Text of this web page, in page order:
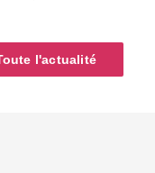
l'actualité